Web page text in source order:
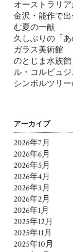
オーストラリア
金沢・能作で
む夏の一献
久しぶりの「あ
ガラス美術館
のとじま水族館
ル・コルビュジ
シンボルツリ
アーカイブ
2026年7月
2026年6月
2026年5月
2026年4月
2026年3月
2026年2月
2026年1月
2025年12月
2025年11月
2025年10月